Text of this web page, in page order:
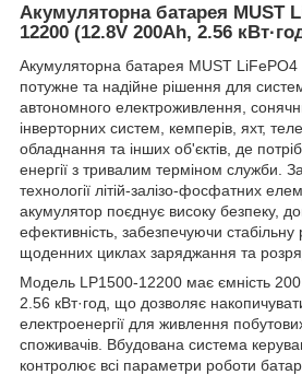
Акумуляторна батарея MUST
12200 (12.8V 200Ah, 2.56
Акумуляторна батарея MUST
потужне та надійне рішення для
автономного електроживлення,
інверторних систем, кемперів, яхт,
обладнання та інших об'єктів, де
енергії з тривалим терміном служби.
технології літій-залізо-фосфатних
акумулятор поєднує високу безпеку,
ефективність, забезпечуючи стабільну
щоденних циклах заряджання та
Модель LP1500-12200 має ємність 200
2.56 кВт·год, що дозволяє
електроенергії для живлення
споживачів. Вбудована система
контролює всі параметри роботи